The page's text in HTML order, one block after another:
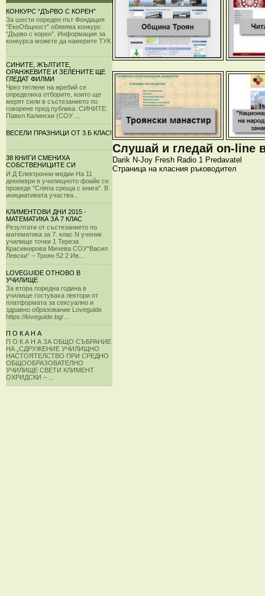
КОНКУРС “ДЪРВО С КОРЕН”
За шести пореден път Фондация
“ЕкоОбщност” обявява конкурс
“Дърво с корен”. Информация за
конкурса можете да намерите ТУК
СИНИТЕ, ЖЪЛТИТЕ,
ОРАНЖЕВИТЕ И ЗЕЛЕНИТЕ ЩЕ
ГЛЕДАТ ФИЛМИ
Чрез теглене на жребий се
определиха отборите, които ще
мерят сили в състезанието по
говорене пред публика. СИНИТЕ:
Павел Калински (СОУ ...
ВЕСЕЛИ ПРАЗНИЦИ ОТ 3.Б КЛАС!
38 КНИГИ СМЕНИХА
СОБСТВЕНИЦИТЕ СИ
И Д Електронни медии На 11
декември в училищното фоайе се
проведе "Сляпа среща с книга". В
инициативата участва...
КЛИМЕНТОВИ ДНИ 2015 -
МАТЕМАТИКА ЗА 7 КЛАС
Резултати от състезанието по
математика за 7. клас N ученик
училище точки 1 Тереза
Красимирова Мичева СОУ“Васил
Левски“ – Троян 52 2 Ив...
LOVEGUIDE ОТНОВО В
УЧИЛИЩЕ
За втора поредна година в
училище гостуваха лектори от
платформата за сексуално и
здравно образование Loveguide
https://loveguide.bg/....
П О К А Н А
П О К А Н А ЗА ОБЩО СЪБРАНИЕ
НА „СДРУЖЕНИЕ УЧИЛИЩНО
НАСТОЯТЕЛСТВО ПРИ СРЕДНО
ОБЩООБРАЗОВАТЕЛНО
УЧИЛИЩЕ СВЕТИ КЛИМЕНТ
ОХРИДСКИ – ...
Слушай и гледай on-line
Darik N-Joy Fresh Radio 1 Predavatel
Страница на класния ръководител